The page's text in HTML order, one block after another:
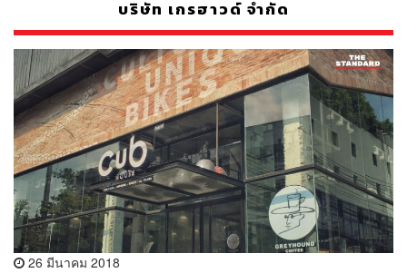
บริษัท เกรฮาวด์ จำกัด
26 มีนาคม 2018